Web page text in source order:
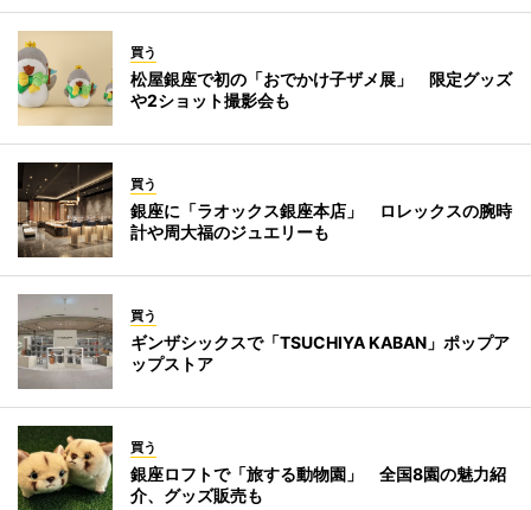
買う
松屋銀座で初の「おでかけ子ザメ展」 限定グッズ
や2ショット撮影会も
買う
銀座に「ラオックス銀座本店」 ロレックスの腕時
計や周大福のジュエリーも
買う
ギンザシックスで「TSUCHIYA KABAN」ポップア
ップストア
買う
銀座ロフトで「旅する動物園」 全国8園の魅力紹
介、グッズ販売も